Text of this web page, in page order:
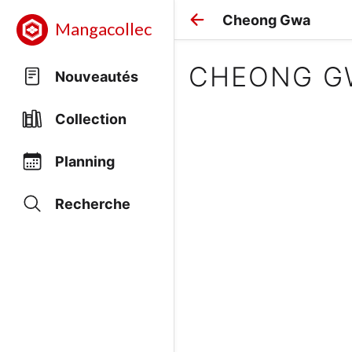
Mangacollec
Nouveautés
Collection
Planning
Recherche
Cheong Gwa
CHEONG